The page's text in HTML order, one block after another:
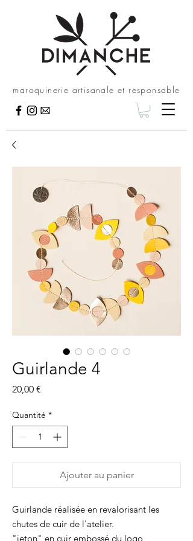
maroquinerie artisanale et responsable
Guirlande 4
20,00 €
Quantité *
Ajouter au panier
Guirlande réalisée en revalorisant les
chutes de cuir de l'atelier.
"jeton" en cuir embossé du logo